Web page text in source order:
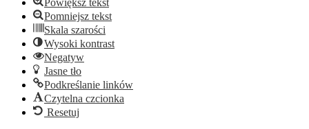
Pomniejsz tekst
Skala szarości
Wysoki kontrast
Negatyw
Jasne tło
Podkreślanie linków
Czytelna czcionka
Resetuj